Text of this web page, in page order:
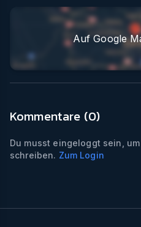
Auf Google
Kommentare (0)
Du musst eingeloggt sein,
schreiben. Zum Login